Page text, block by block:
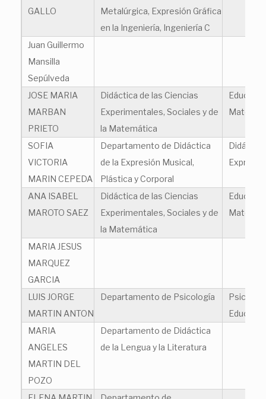
GALLO
Metalúrgica, Expresión Gráfica
en la Ingeniería, Ingeniería C
Juan Guillermo
Mansilla
Sepúlveda
JOSE MARIA
MARBAN
PRIETO
Didáctica de las Ciencias
Experimentales, Sociales y de
la Matemática
SOFIA
VICTORIA
MARIN CEPEDA
Departamento de Didáctica
de la Expresión Musical,
Plástica y Corporal
ANA ISABEL
MAROTO SAEZ
Didáctica de las Ciencias
Experimentales, Sociales y de
la Matemática
MARIA JESUS
MARQUEZ
GARCIA
LUIS JORGE
MARTIN ANTON
Departamento de Psicología
MARIA
ANGELES
MARTIN DEL
POZO
Departamento de Didáctica
de la Lengua y la Literatura